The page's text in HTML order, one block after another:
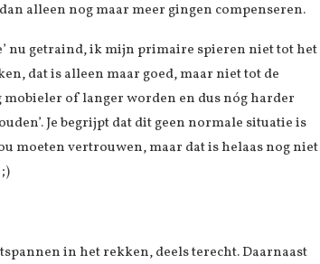
alleen nog maar meer gingen compenseren.
nu getraind, ik mijn primaire spieren niet tot het
dat is alleen maar goed, maar niet tot de
of langer worden en dus nóg harder
Je begrijpt dat dit geen normale situatie is
moeten vertrouwen, maar dat is helaas nog niet
in het rekken, deels terecht. Daarnaast